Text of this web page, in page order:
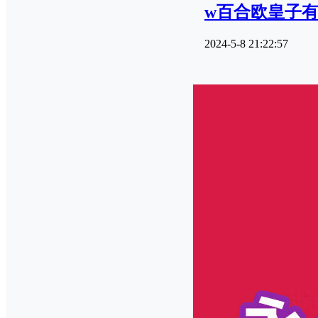
w百合欧皇子
2024-5-8 21:22:57